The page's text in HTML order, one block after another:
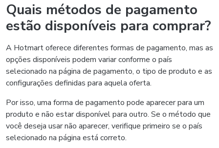
Quais métodos de pagamento
estão disponíveis para comprar?
A Hotmart oferece diferentes formas de pagamento, mas as
opções disponíveis podem variar conforme o país
selecionado na página de pagamento, o tipo de produto e as
configurações definidas para aquela oferta.
Por isso, uma forma de pagamento pode aparecer para um
produto e não estar disponível para outro. Se o método que
você deseja usar não aparecer, verifique primeiro se o país
selecionado na página está correto.